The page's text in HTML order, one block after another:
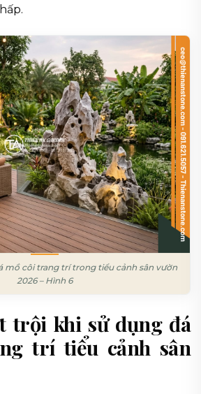
mồ côi trang trí trong tiểu cảnh sân vườn
2026 – Hình 6
trội khi sử dụng đá
trí tiểu cảnh sân